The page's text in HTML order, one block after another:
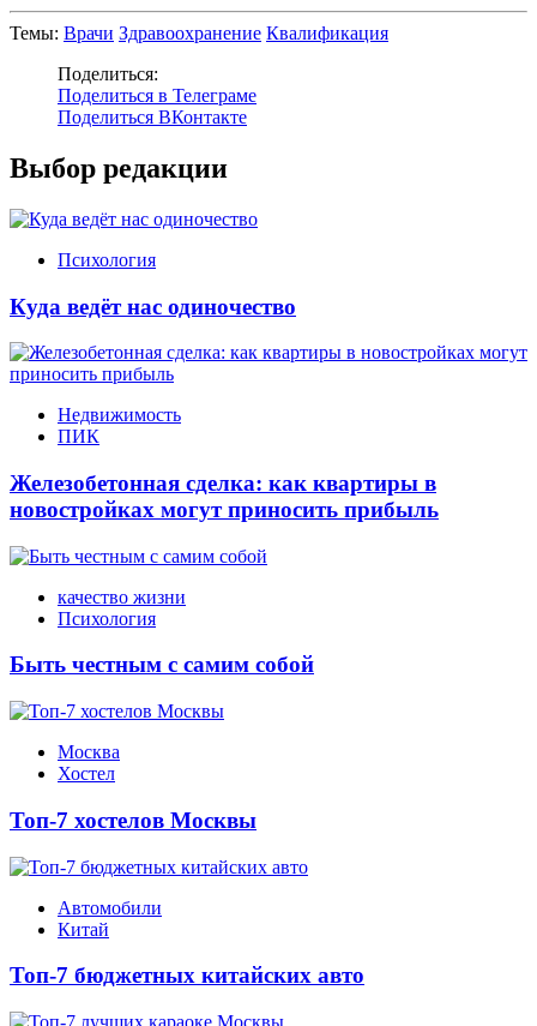
Темы: Врачи Здравоохранение Квалификация
Поделиться:
Поделиться в Телеграме
Поделиться ВКонтакте
Выбор редакции
Психология
Куда ведёт нас одиночество
Недвижимость
ПИК
Железобетонная сделка: как квартиры в
новостройках могут приносить прибыль
качество жизни
Психология
Быть честным с самим собой
Москва
Хостел
Топ-7 хостелов Москвы
Автомобили
Китай
Топ-7 бюджетных китайских авто